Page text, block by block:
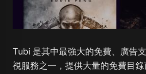
Tubi 是其中最強大的免費、廣告
視服務之一，提供大量的免費目錄